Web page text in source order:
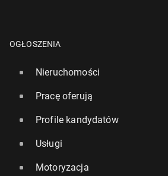
OGŁOSZENIA
Nieruchomości
Pracę oferują
Profile kandydatów
Usługi
Motoryzacja